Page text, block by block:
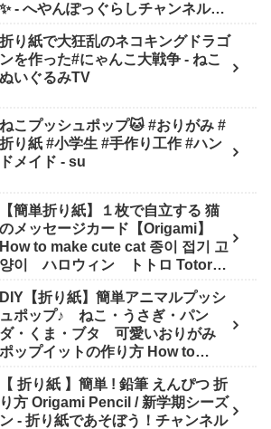
✨️ - へやんぽっぐらしチャンネル
character origami)】
折り紙で大狂乱のネコキングドラゴ
ンを作った#にゃんこ大戦争 - ねこ
ぬいぐるみTV
ねこプッシュポップ🐱 #おりがみ #
折り紙 #小学生 #手作り工作 #ハン
ドメイド - su
【簡単折り紙】１枚で自立する 猫
のメッセージカード【Origami】
How to make cute cat 종이 접기 고
양이 ハロウィン トトロ Totoro
channel
DIY【折り紙】簡単アニマルプッシ
ュポップ♪ ねこ・うさぎ・パン
ダ・くま・ブタ 可愛いおりがみ
ポップイットの作り方 How to
Soda Cat Origami キャラクター折
り紙
【 折り紙 】簡単 ! 鉛筆 えんぴつ 折
り方 Origami Pencil / 新学期シーズ
ン - 折り紙であそぼう！チャンネル